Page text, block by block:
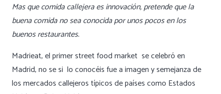
Mas que comida callejera es innovación, pretende que la
buena comida no sea conocida por unos pocos en los
buenos restaurantes.
Madrieat, el primer street food market se celebró en
Madrid, no se si lo conocéis fue a imagen y semejanza de
los mercados callejeros típicos de países como Estados